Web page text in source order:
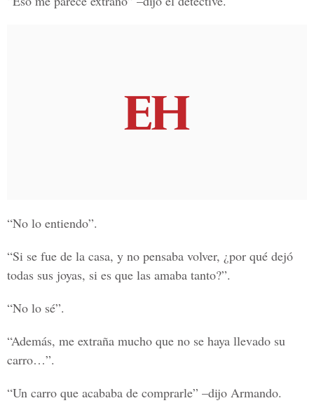
“No lo entiendo”.
“Si se fue de la casa, y no pensaba volver, ¿por qué dejó
todas sus joyas, si es que las amaba tanto?”.
“No lo sé”.
“Además, me extraña mucho que no se haya llevado su
carro…”.
“Un carro que acababa de comprarle” –dijo Armando.